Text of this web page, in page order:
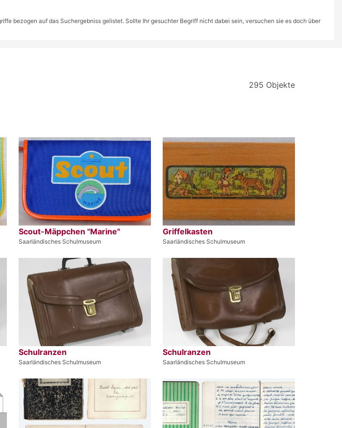
bezogen auf das Suchergebniss gelistet. Sollte Ihr gesuchter Begriff nicht dabei sein, versuchen sie es doch über
295 Objekte
Scout-Mäppchen "Marine"
Saarländisches Schulmuseum
Griffelkasten
Saarländisches Schulmuseum
Schulranzen
Saarländisches Schulmuseum
Schulranzen
Saarländisches Schulmuseum